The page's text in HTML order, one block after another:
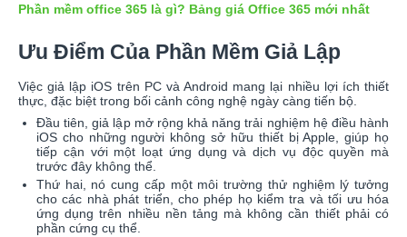
Phần mềm office 365 là gì? Bảng giá Office 365 mới nhất
Ưu Điểm Của Phần Mềm Giả Lập
Việc giả lập iOS trên PC và Android mang lại nhiều lợi ích thiết
thực, đặc biệt trong bối cảnh công nghệ ngày càng tiến bộ.
Đầu tiên, giả lập mở rộng khả năng trải nghiệm hệ điều hành
iOS cho những người không sở hữu thiết bị Apple, giúp họ
tiếp cận với một loạt ứng dụng và dịch vụ độc quyền mà
trước đây không thể.
Thứ hai, nó cung cấp một môi trường thử nghiệm lý tưởng
cho các nhà phát triển, cho phép họ kiểm tra và tối ưu hóa
ứng dụng trên nhiều nền tảng mà không cần thiết phải có
phần cứng cụ thể.